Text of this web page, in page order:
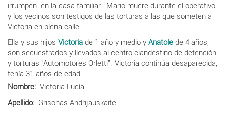
irrumpen en la casa familiar. Mario muere durante el operativo
y los vecinos son testigos de las torturas a las que someten a
Victoria en plena calle.
Ella y sus hijos Victoria de 1 año y medio y Anatole de 4 años,
son secuestrados y llevados al centro clandestino de detención
y torturas "Automotores Orletti". Victoria continúa desaparecida,
tenía 31 años de edad.
Nombre
Victoria Lucía
Apellido
Grisonas Andrijauskaite